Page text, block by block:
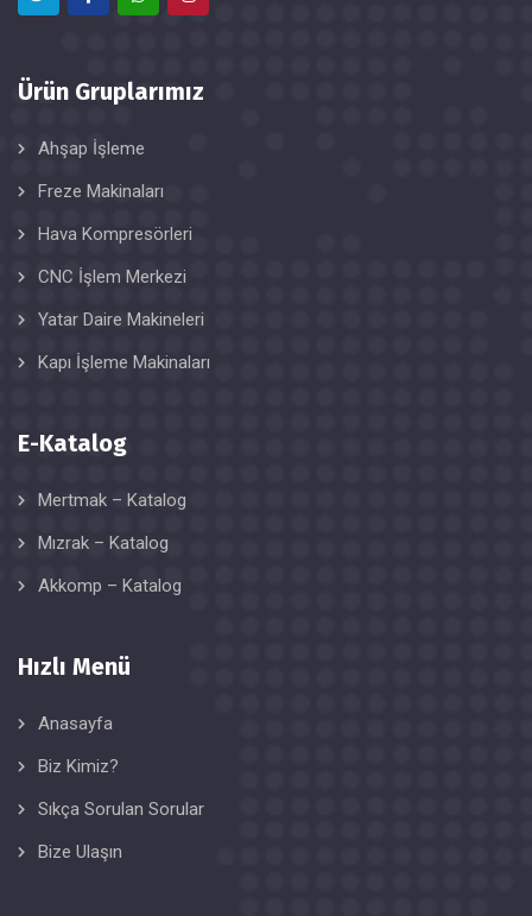
Ürün Gruplarımız
Ahşap İşleme
Freze Makinaları
Hava Kompresörleri
CNC İşlem Merkezi
Yatar Daire Makineleri
Kapı İşleme Makinaları
E-Katalog
Mertmak – Katalog
Mızrak – Katalog
Akkomp – Katalog
Hızlı Menü
Anasayfa
Biz Kimiz?
Sıkça Sorulan Sorular
Bize Ulaşın